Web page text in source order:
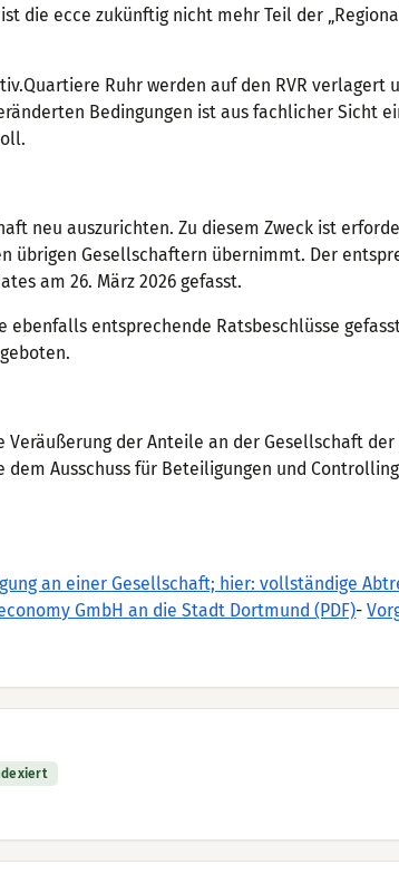
die ecce zukünftig nicht mehr Teil der
Ruhr werden auf den RVR
Bedingungen ist aus fachlicher Sicht
neu auszurichten. Zu diesem Zweck ist
übrigen Gesellschaftern übernimmt. Der
am 26. März 2026 gefasst.
entsprechende Ratsbeschlüsse
Veräußerung der Anteile an der Gesellschaft
Ausschuss für Beteiligungen und
an einer Gesellschaft; hier: vollständige
GmbH an die Stadt Dortmund (PDF)-